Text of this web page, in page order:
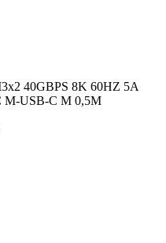
40GBPS 8K 60HZ 5A
M-USB-C M 0,5M